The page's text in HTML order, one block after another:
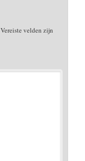
Vereiste velden zijn